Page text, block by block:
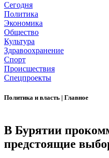
Сегодня
Политика
Экономика
Общество
Культура
Здравоохранение
Спорт
Происшествия
Спецпроекты
Политика и власть | Главное
В Бурятии
предстоящие